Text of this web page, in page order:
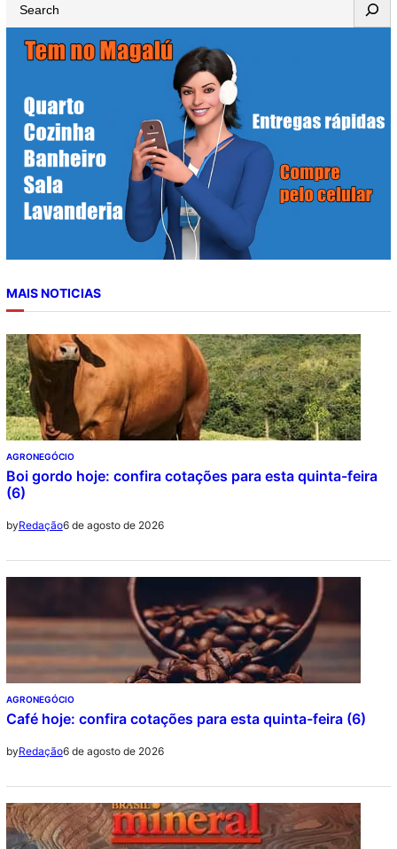
e
MAIS NOTICIAS
AGRONEGÓCIO
Boi gordo hoje: confira cotações para esta quinta-feira
(6)
byRedação6 de agosto de 2026
AGRONEGÓCIO
Café hoje: confira cotações para esta quinta-feira (6)
byRedação6 de agosto de 2026